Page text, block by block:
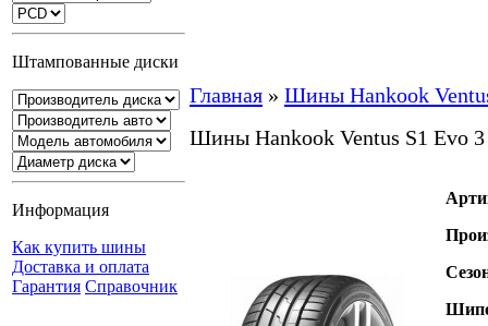
Штампованные диски
Информация
Как купить шины
Доставка и оплата
Гарантия Справочник
Главная » Шины Hankook
Шины Hankook Ventus S1 Evo